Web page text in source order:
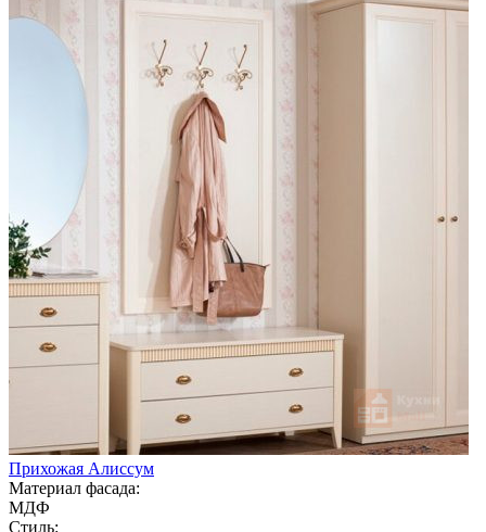
Прихожая Алиссум
Материал фасада:
МДФ
Стиль: